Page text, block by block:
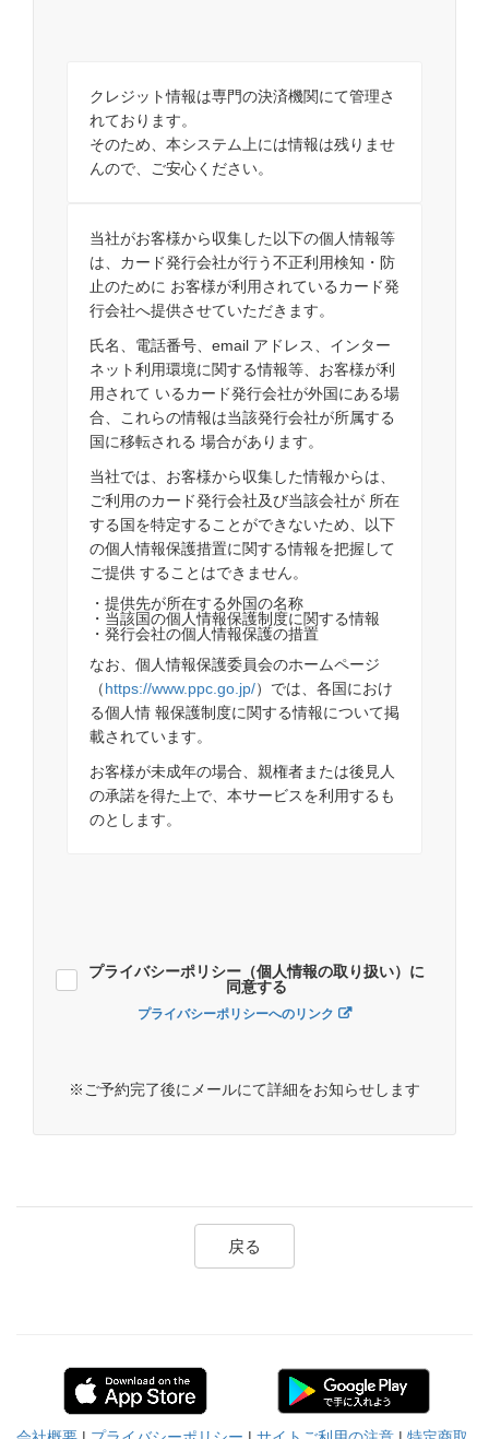
クレジット情報は専門の決済機関にて管理さ
れております。
そのため、本システム上には情報は残りませ
んので、ご安心ください。
当社がお客様から収集した以下の個人情報等
は、カード発行会社が行う不正利用検知・防
止のために お客様が利用されているカード発
行会社へ提供させていただきます。
氏名、電話番号、email アドレス、インター
ネット利用環境に関する情報等、お客様が利
用されて いるカード発行会社が外国にある場
合、これらの情報は当該発行会社が所属する
国に移転される 場合があります。
当社では、お客様から収集した情報からは、
ご利用のカード発行会社及び当該会社が 所在
する国を特定することができないため、以下
の個人情報保護措置に関する情報を把握して
ご提供 することはできません。
・提供先が所在する外国の名称
・当該国の個人情報保護制度に関する情報
・発行会社の個人情報保護の措置
なお、個人情報保護委員会のホームページ
（https://www.ppc.go.jp/）では、各国におけ
る個人情 報保護制度に関する情報について掲
載されています。
お客様が未成年の場合、親権者または後見人
の承諾を得た上で、本サービスを利用するも
のとします。
プライバシーポリシー（個人情報の取り扱い）に
同意する
プライバシーポリシーへのリンク
※ご予約完了後にメールにて詳細をお知らせします
戻る